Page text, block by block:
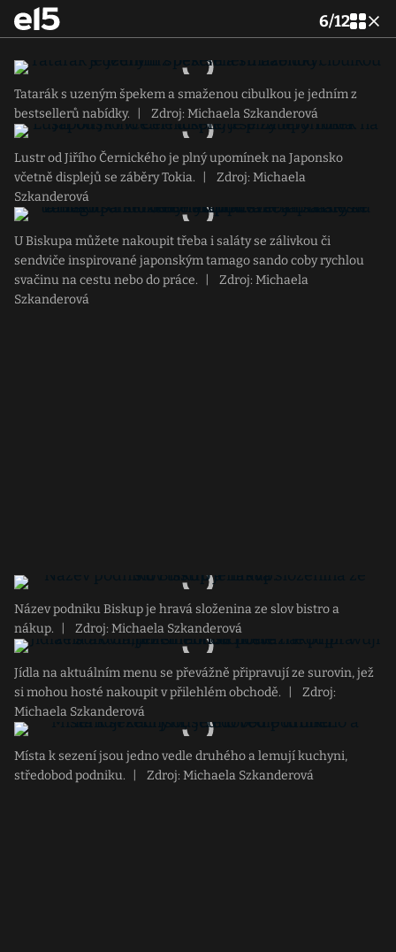
6/12
Tatarák s uzeným špekem a smaženou cibulkou je jedním z
bestsellerů nabídky.
Zdroj: Michaela Szkanderová
Lustr od Jiřího Černického je plný upomínek na Japonsko
včetně displejů se záběry Tokia.
Zdroj: Michaela
Szkanderová
U Biskupa můžete nakoupit třeba i saláty se zálivkou či
sendviče inspirované japonským tamago sando coby rychlou
svačinu na cestu nebo do práce.
Zdroj: Michaela
Szkanderová
Název podniku Biskup je hravá složenina ze slov bistro a
nákup.
Zdroj: Michaela Szkanderová
Jídla na aktuálním menu se převážně připravují ze surovin, jež
si mohou hosté nakoupit v přilehlém obchodě.
Zdroj:
Michaela Szkanderová
Místa k sezení jsou jedno vedle druhého a lemují kuchyni,
středobod podniku.
Zdroj: Michaela Szkanderová